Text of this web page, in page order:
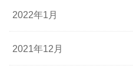
2022年1月
2021年12月